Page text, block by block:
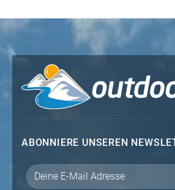
ABONNIERE UNSEREN